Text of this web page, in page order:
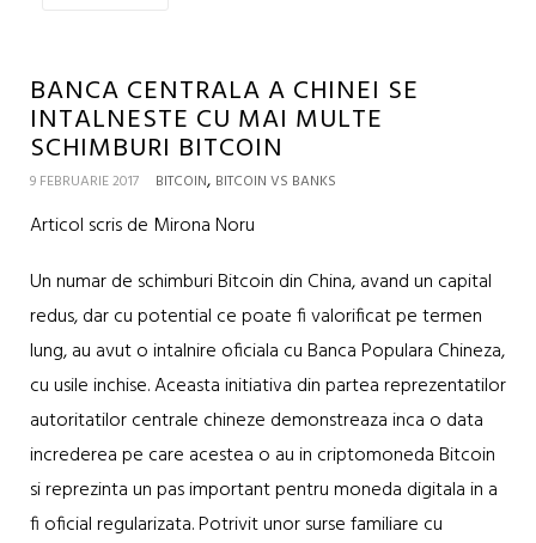
BANCA CENTRALA A CHINEI SE
INTALNESTE CU MAI MULTE
SCHIMBURI BITCOIN
9 FEBRUARIE 2017 BITCOIN, BITCOIN VS BANKS
Articol scris de Mirona Noru
Un numar de schimburi Bitcoin din China, avand un capital
redus, dar cu potential ce poate fi valorificat pe termen
lung, au avut o intalnire oficiala cu Banca Populara Chineza,
cu usile inchise. Aceasta initiativa din partea reprezentatilor
autoritatilor centrale chineze demonstreaza inca o data
increderea pe care acestea o au in criptomoneda Bitcoin
si reprezinta un pas important pentru moneda digitala in a
fi oficial regularizata. Potrivit unor surse familiare cu